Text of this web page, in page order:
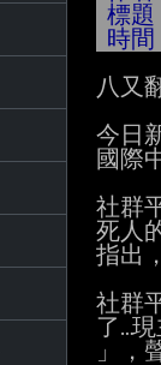
標題
時間
八又
今日
國際
社群
死人
指出
社群
了…
」，